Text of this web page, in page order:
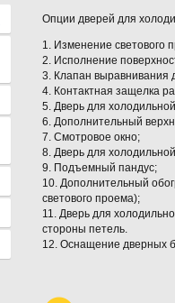
Опции дверей для
1. Изменение светового
2. Исполнение
3. Клапан выравнивания
4. Контактная защелка
5. Дверь для
6. Дополнительный
7. Смотровое окно;
8. Дверь для
9. Подъемный пандус;
10. Дополнительный
светового проема);
11. Дверь для
стороны петель.
12. Оснащение дверных